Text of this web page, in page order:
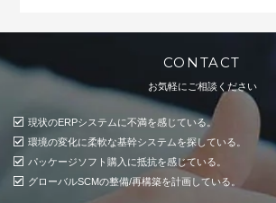
CONTACT
お気軽にご相談ください
現状のERPシステムに不満を感じている。
環境の変化に柔軟な基幹システムを探している。
パッケージソフト購入に抵抗を感じている。
グローバルSCMの整備/再構築を計画している。